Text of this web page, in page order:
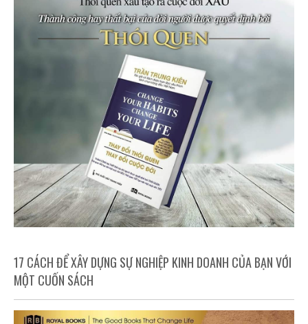
17 CÁCH ĐỂ XÂY DỰNG SỰ NGHIỆP KINH DOANH CỦA BẠN VỚI
MỘT CUỐN SÁCH